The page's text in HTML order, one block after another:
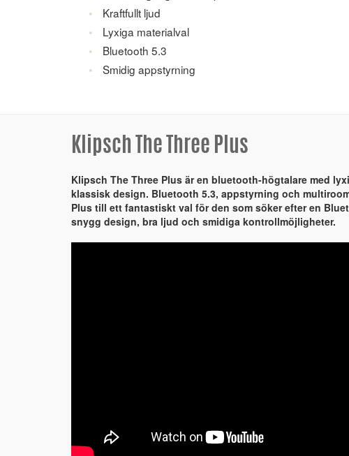
Kraftfullt ljud
Lyxiga materialval
Bluetooth 5.3
Smidig appstyrning
Klipsch The Three Plus
Klipsch The Three Plus är en bluetooth-högtalare med
klassisk design. Bluetooth 5.3, appstyrning och
Plus till ett fantastiskt val för den som söker efter en
snygg design, bra ljud och smidiga kontrollmöjligheter.